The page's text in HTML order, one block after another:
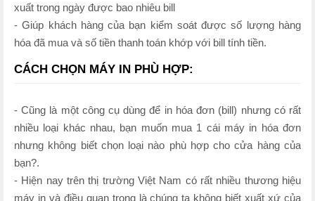
xuất trong ngày được bao nhiêu bill
- Giúp khách hàng của bạn kiểm soát được số lượng hàng
hóa đã mua và số tiền thanh toán khớp với bill tính tiền.
CÁCH CHỌN MÁY IN PHÙ HỢP:
- Cũng là một công cụ dùng để in hóa đơn (bill) nhưng có rất
nhiều loại khác nhau, bạn muốn mua 1 cái máy in hóa đơn
nhưng không biết chọn loại nào phù hợp cho cửa hàng của
bạn?.
- Hiện nay trên thị trường Việt Nam có rất nhiều thương hiệu
máy in và điều quan trọng là chúng ta không biết xuất xứ của